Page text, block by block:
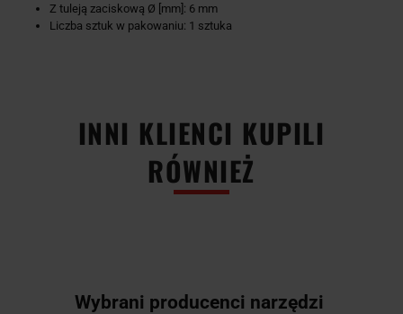
Z tuleją zaciskową Ø [mm]: 6 mm
Liczba sztuk w pakowaniu: 1 sztuka
INNI KLIENCI KUPILI
RÓWNIEŻ
Wybrani producenci narzędzi